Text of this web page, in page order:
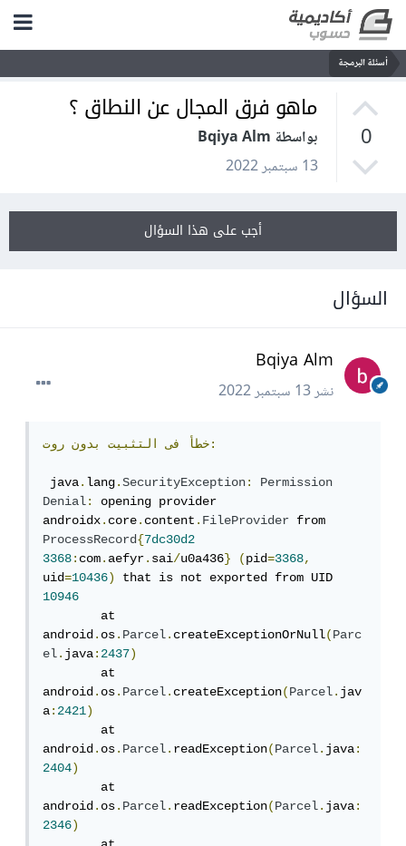
أسئلة البرمجة
0
ماهو فرق المجال عن النطاق ؟
بواسطة Bqiya Alm
13 سبتمبر 2022
أجب على هذا السؤال
السؤال
Bqiya Alm
نشر13 سبتمبر 2022
خطأ فى التثبيت بدون روت:
java.lang.SecurityException:
Permission
Denial:
opening provider
androidx.core.content.FileProvider
ProcessRecord{7dc30d2
3368:com.aefyr.sai/u0a436} (pid=3368,
uid=10436)
10946
	at
android.os.Parcel.createExceptionOrNull(Parc
el.java:2437)
	at
android.os.Parcel.createException(Parcel.jav
a:2421)
	at
android.os.Parcel.readException(Parcel.java:
2404)
	at
android.os.Parcel.readException(Parcel.java:
2346)